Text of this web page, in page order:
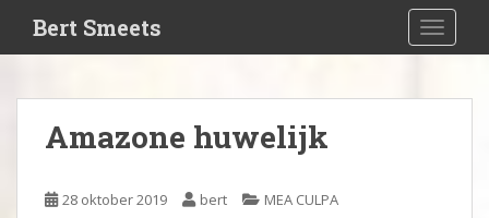
i
Bert Smeets
Amazone huwelijk
28 oktober 2019 bert MEA CULPA